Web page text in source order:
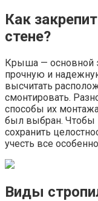
Как
стене?
Крыша — основной
прочную и
высчитать
смонтировать.
способы их
был выбран. Чтобы
сохранить
учесть все
Виды